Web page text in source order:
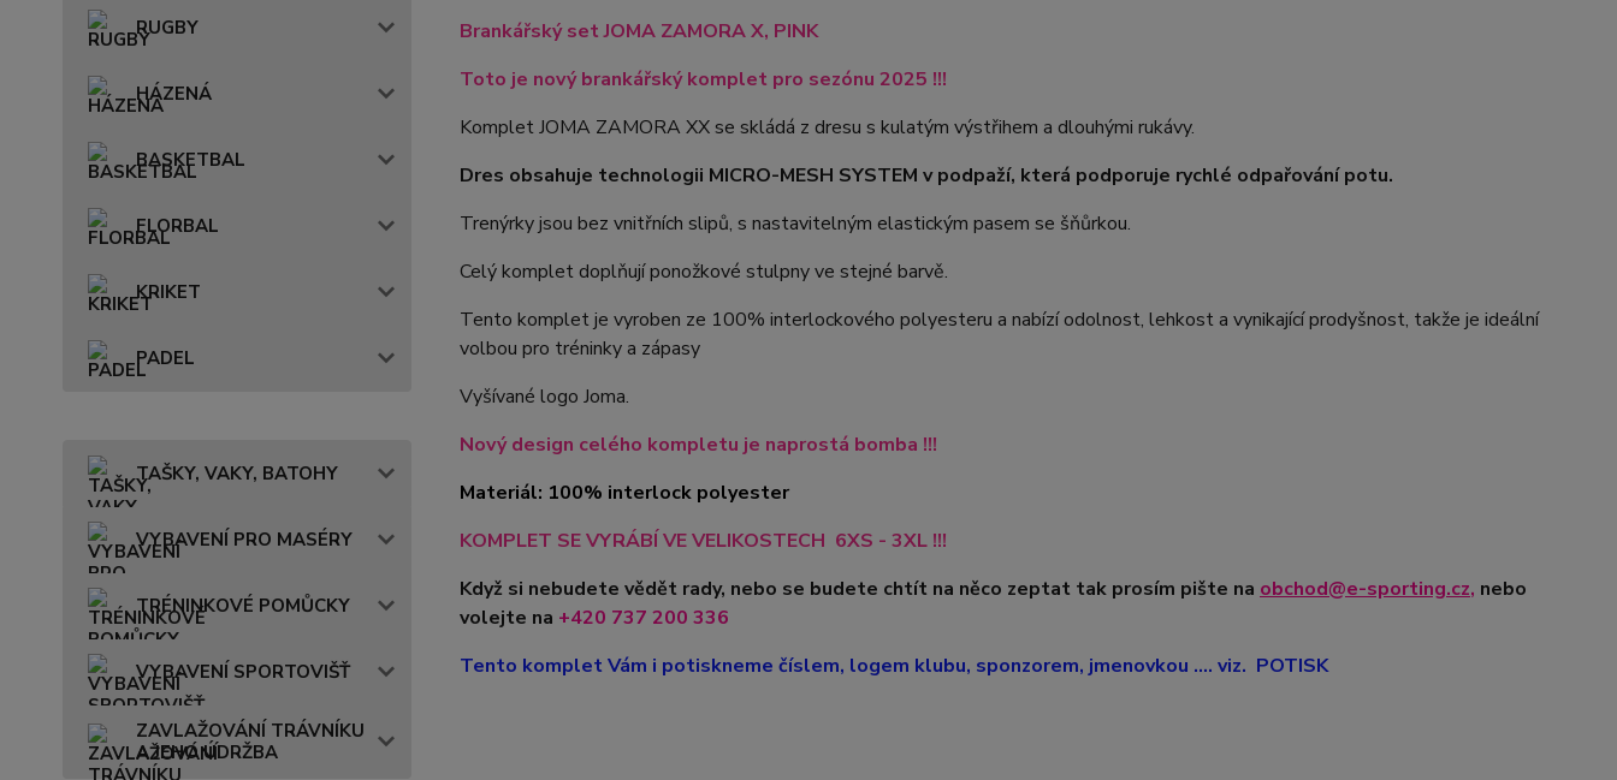
RUGBY
HÁZENÁ
BASKETBAL
FLORBAL
KRIKET
PADEL
TAŠKY, VAKY, BATOHY
VYBAVENÍ PRO MASÉRY
TRÉNINKOVÉ POMŮCKY
VYBAVENÍ SPORTOVIŠŤ
ZAVLAŽOVÁNÍ TRÁVNÍKU
A JEHO ÚDRŽBA
Brankářský set JOMA ZAMORA X, PINK
Toto je nový brankářský komplet pro sezónu 2025 !!!
Komplet JOMA ZAMORA XX se skládá z dresu s kulatým výstřihem a dlouhými rukávy.
Dres obsahuje technologii MICRO-MESH SYSTEM v podpaží, která podporuje rychlé odpařování potu.
Trenýrky jsou bez vnitřních slipů, s nastavitelným elastickým pasem se šňůrkou.
Celý komplet doplňují ponožkové stulpny ve stejné barvě.
Tento komplet je vyroben ze 100% interlockového polyesteru a nabízí odolnost, lehkost a vynikající prodyšnost, takže je ideální
volbou pro tréninky a zápasy
Vyšívané logo Joma.
Nový design celého kompletu je naprostá bomba !!!
Materiál: 100% interlock polyester
KOMPLET SE VYRÁBÍ VE VELIKOSTECH 6XS - 3XL !!!
Když si nebudete vědět rady, nebo se budete chtít na něco zeptat tak prosím pište na obchod@e-sporting.cz, nebo
volejte na +420 737 200 336
Tento komplet Vám i potiskneme číslem, logem klubu, sponzorem, jmenovkou .... viz. POTISK